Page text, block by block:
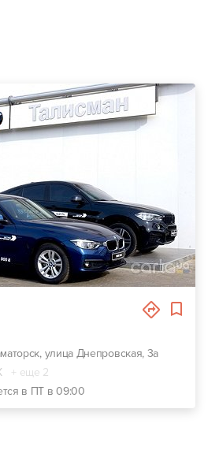
улица Днепровская, 3а
+ еще 2
в ПТ в 09:00